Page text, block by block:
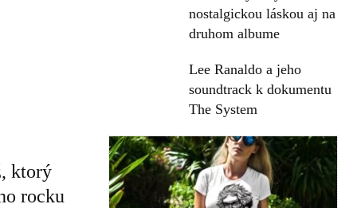
ktorý
rocku
nostalgickou láskou aj na
druhom albume
Lee Ranaldo a jeho
soundtrack k dokumentu
The System